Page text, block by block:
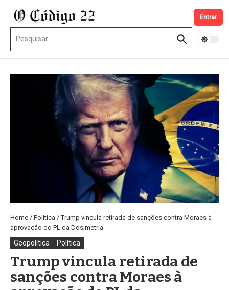
Entrar
Home / Política /Trump vincula retirada de sanções contra Moraes à
aprovação do PL da Dosimetria
Geopolítica Política
Trump vincula retirada de
sanções contra Moraes à